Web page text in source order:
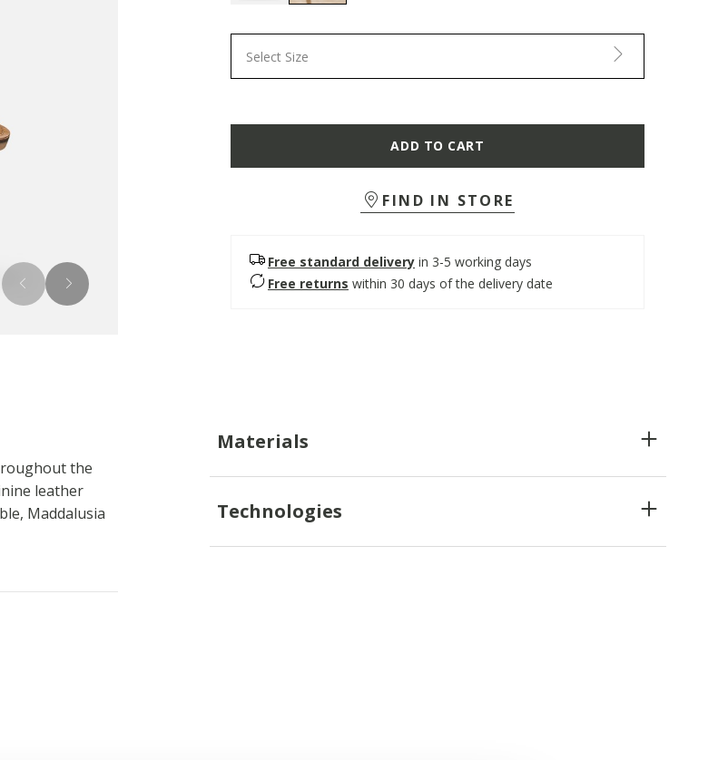
Select Size
ADD TO CART
FIND IN STORE
Free standard delivery in 3-5 working days
Free returns within 30 days of the delivery date
the
leather
Maddalusia
Materials
Technologies